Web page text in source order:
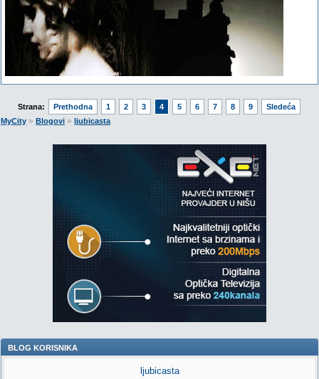
Strana: Prethodna 1 2 3 4 5 6 7 8 9
Sledeća
MyCity » Blogovi » ljubicasta
BLOG KORISNIKA
ljubicasta